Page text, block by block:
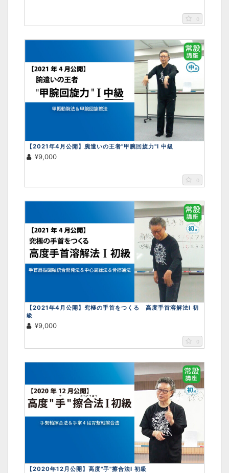
0
【2021年4月公開】腕遣いの王者"甲腕回旋力"Ⅰ 中級
¥9,000
0
【2021年4月公開】究極の手首をつくる 高度手首溶解法Ⅰ 初
級
¥9,000
0
【2020年12月公開】高度"手"擦合法Ⅰ 初級